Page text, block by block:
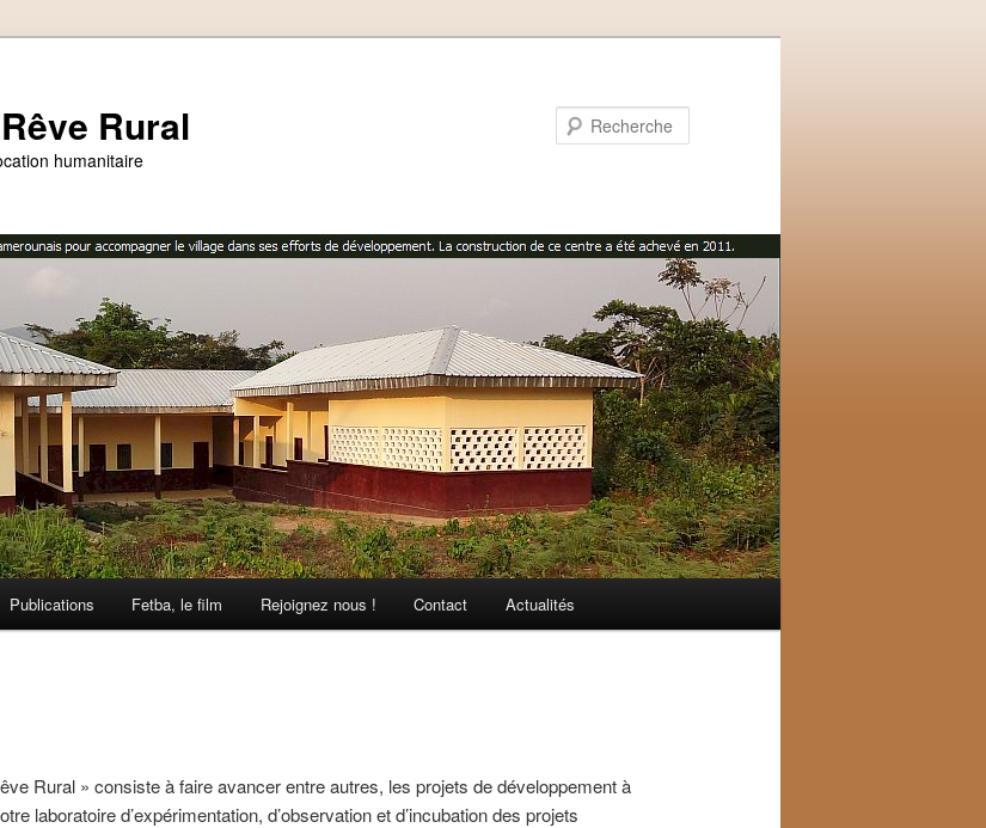
Rural
humanitaire
Publications Fetba, le film Rejoignez nous ! Contact Actualités
Rural » consiste à faire avancer entre autres, les projets de développement à
laboratoire d’expérimentation, d’observation et d’incubation des projets